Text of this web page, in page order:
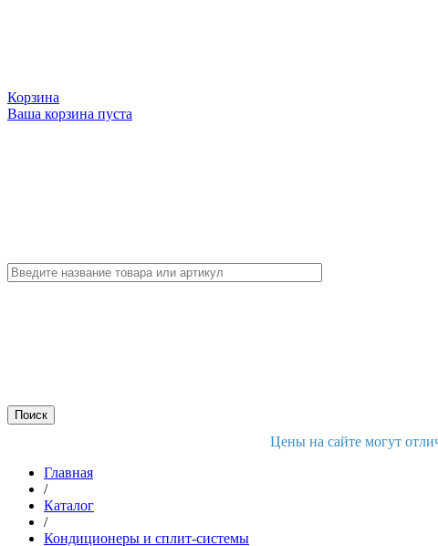
Корзина
Ваша корзина пуста
Цены на сайте могут
Главная
/
Каталог
/
Кондиционеры и сплит-системы